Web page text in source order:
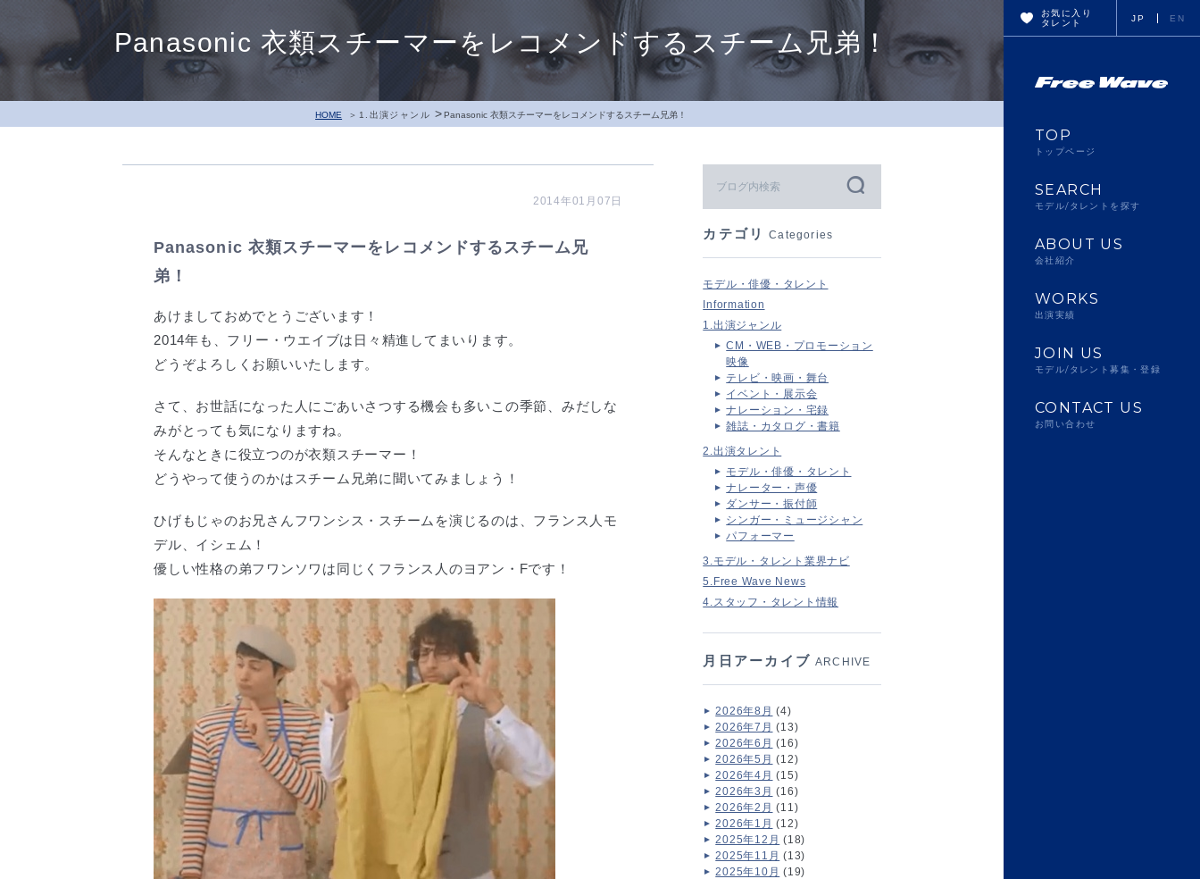
Panasonic 衣類スチーマーをレコメンドするスチーム兄弟！
HOME 1.出演ジャンル >Panasonic 衣類スチーマーをレコメンドするスチーム兄弟！
2014年01月07日
Panasonic 衣類スチーマーをレコメンドするスチーム兄
弟！
あけましておめでとうございます！
2014年も、フリー・ウエイブは日々精進してまいります。
どうぞよろしくお願いいたします。
さて、お世話になった人にごあいさつする機会も多いこの季節、みだしな
みがとっても気になりますね。
そんなときに役立つのが衣類スチーマー！
どうやって使うのかはスチーム兄弟に聞いてみましょう！
ひげもじゃのお兄さんフワンシス・スチームを演じるのは、フランス人モ
デル、イシェム！
優しい性格の弟フワンソワは同じくフランス人のヨアン・Fです！
カテゴリ Categories
モデル・俳優・タレント
Information
1.出演ジャンル
CM・WEB・プロモーション
映像
テレビ・映画・舞台
イベント・展示会
ナレーション・宅録
雑誌・カタログ・書籍
2.出演タレント
モデル・俳優・タレント
ナレーター・声優
ダンサー・振付師
シンガー・ミュージシャン
パフォーマー
3.モデル・タレント業界ナビ
5.Free Wave News
4.スタッフ・タレント情報
月日アーカイブ ARCHIVE
2026年8月 (4)
2026年7月 (13)
2026年6月 (16)
2026年5月 (12)
2026年4月 (15)
2026年3月 (16)
2026年2月 (11)
2026年1月 (12)
2025年12月 (18)
2025年11月 (13)
2025年10月 (19)
お気に入り
タレント
JP EN
TOP
トップページ
SEARCH
モデル/タレントを探す
ABOUT US
会社紹介
WORKS
出演実績
JOIN US
モデル/タレント募集・登録
CONTACT US
お問い合わせ